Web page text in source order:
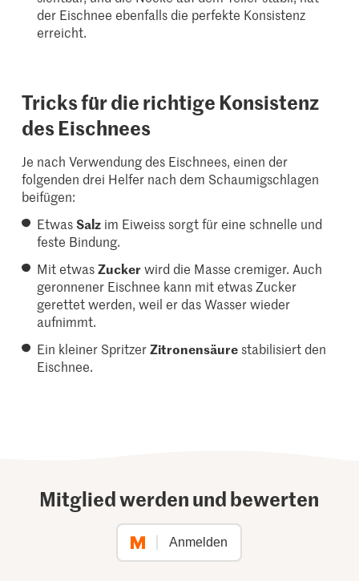
der Eischnee ebenfalls die perfekte Konsistenz
erreicht.
Tricks für die richtige Konsistenz
des Eischnees
Je nach Verwendung des Eischnees, einen der
folgenden drei Helfer nach dem Schaumigschlagen
beifügen:
EtwasSalz im Eiweiss sorgt für eine schnelle und
feste Bindung.
Mit etwasZuckerwird die Masse cremiger. Auch
geronnener Eischnee kann mit etwas Zucker
gerettet werden, weil er das Wasser wieder
aufnimmt.
Ein kleiner SpritzerZitronensäure stabilisiert den
Eischnee.
Mitglied werden und bewerten
Anmelden